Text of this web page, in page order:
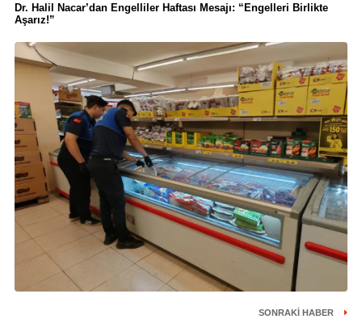
Dr. Halil Nacar’dan Engelliler Haftası Mesajı: “Engelleri Birlikte
Aşarız!”
SONRAKI HABER